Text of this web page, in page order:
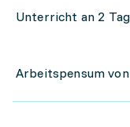
Unterricht an 2
Arbeitspensum